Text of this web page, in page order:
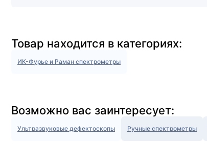
Товар находится в категориях:
ИК-Фурье и Раман спектрометры
Возможно вас заинтересует:
Ультразвуковые дефектоскопы Ручные спектрометры